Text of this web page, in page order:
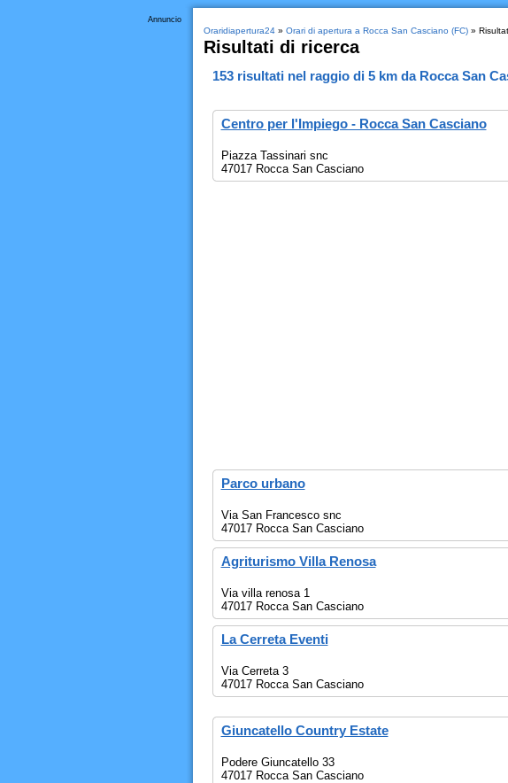
Annuncio
Oraridiapertura24» Orari di apertura a Rocca San Casciano (FC)»
Risultati di ricerca
153risultati nel raggio di 5 kmda Rocca San
Centro per l'Impiego - Rocca San Casciano
Piazza Tassinari snc
47017 Rocca San Casciano
Parco urbano
Via San Francesco snc
47017 Rocca San Casciano
Agriturismo Villa Renosa
Via villa renosa 1
47017 Rocca San Casciano
La Cerreta Eventi
Via Cerreta 3
47017 Rocca San Casciano
Giuncatello Country Estate
Podere Giuncatello 33
47017 Rocca San Casciano